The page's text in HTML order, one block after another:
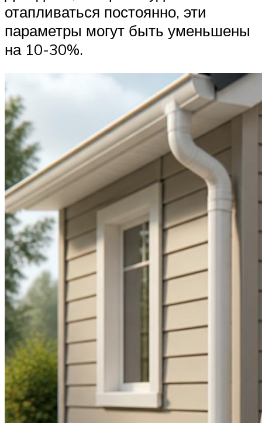
отапливаться постоянно, эти
параметры могут быть уменьшены
на 10-30%.